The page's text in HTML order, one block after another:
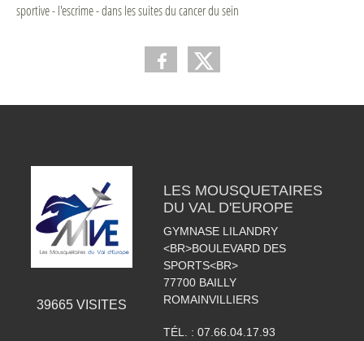
sportive - l'escrime - dans les suites du cancer du sein
39665VISITES
LES MOUSQUETAIRES
DU VAL D'EUROPE
GYMNASE LILANDRY
<BR>BOULEVARD DES
SPORTS<BR>
77700 BAILLY
ROMAINVILLIERS
TÉL. : 07.66.04.17.93